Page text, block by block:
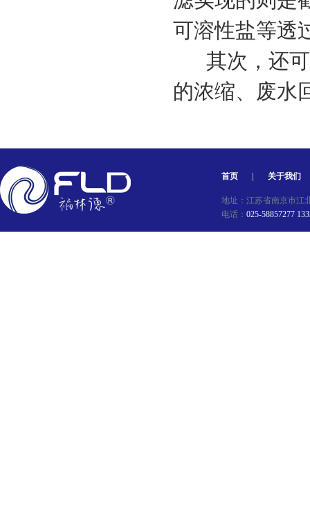
可溶性盐等透
其次，还可
的浓缩、废水
首页 关于我们
地址：江苏省南京市江
电话： 025-58857277